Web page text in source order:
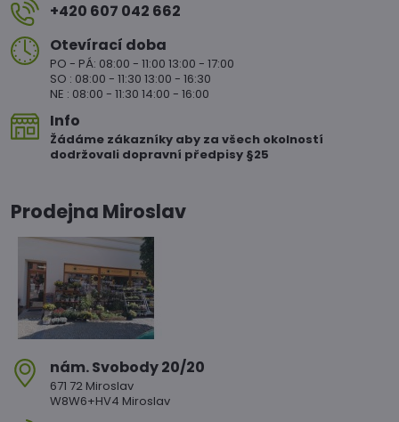
+420 607 042 662
Otevírací doba
PO - PÁ: 08:00 - 11:00 13:00 - 17:00
SO : 08:00 - 11:30 13:00 - 16:30
NE : 08:00 - 11:30 14:00 - 16:00
Info
Žádáme zákazníky aby za všech okolností
dodržovali dopravní předpisy §25
Prodejna Miroslav
nám​. Svobody 20/20
671 72 Miroslav
W8W6+HV4 Miroslav